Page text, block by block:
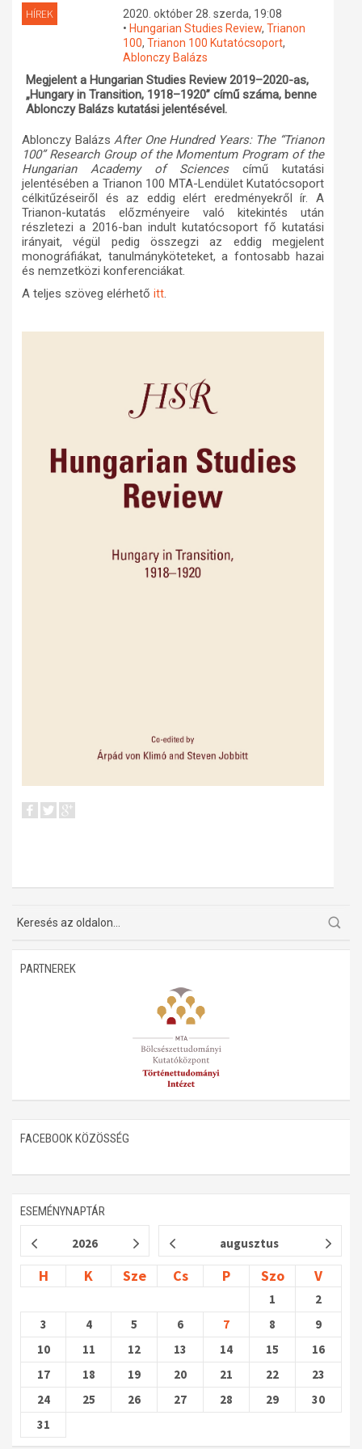
Műhelymunkák
HÍREK
2020. október 28. szerda, 19:08
• Hungarian Studies Review, Trianon
100, Trianon 100 Kutatócsoport,
Ablonczy Balázs
Megjelent a Hungarian Studies Review 2019–2020-as,
„Hungary in Transition, 1918–1920” című száma, benne
Ablonczy Balázs kutatási jelentésével.
Ablonczy BalázsAfter One Hundred Years: The “Trianon
100” Research Group of the Momentum Program of the
Hungarian Academy of Sciencescímű kutatási
jelentésében a Trianon 100 MTA-Lendület Kutatócsoport
célkitűzéseiről és az eddig elért eredményekről ír. A
Trianon-kutatás előzményeire való kitekintés után
részletezi a 2016-ban indult kutatócsoport fő kutatási
irányait, végül pedig összegzi az eddig megjelent
monográfiákat, tanulmányköteteket, a fontosabb hazai
és nemzetközi konferenciákat.
A teljes szöveg elérhető itt.
PARTNEREK
FACEBOOK KÖZÖSSÉG
ESEMÉNYNAPTÁR
2026 augusztus
H K Sze Cs P Szo V
1
2
3
4 5 6 7 8
9
10
11 12 13 14 15
16
17
18 19 20 21 22
23
24
25 26 27 28 29
30
31